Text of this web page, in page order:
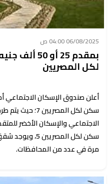
06/08/2025 04:00 ص
بمقدم 25
لكل المصريين
أعلن صندوق الإسكان الاجتماعي
سكن لكل
الاجتماعي والإسكان الأخضر
سكن لكل
مرة في عدد من المحافظات.